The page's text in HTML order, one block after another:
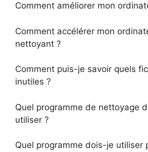
Comment améliorer mon
Comment accélérer mon
nettoyant ?
Comment puis-je savoir quels
inutiles ?
Quel programme de nettoyage
utiliser ?
Quel programme dois-je utiliser